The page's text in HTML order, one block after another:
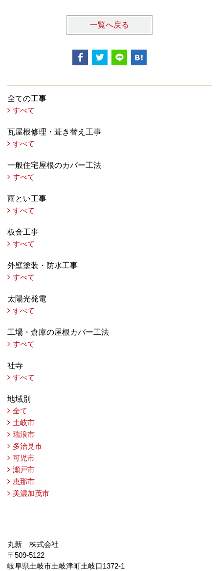
一覧へ戻る
全ての工事
すべて
瓦屋根修理・葺き替え工事
すべて
一般住宅屋根のカバー工法
すべて
雨とい工事
すべて
板金工事
すべて
外壁塗装・防水工事
すべて
太陽光発電
すべて
工場・倉庫の屋根カバー工法
すべて
社寺
すべて
地域別
全て
土岐市
瑞浪市
多治見市
可児市
瀬戸市
恵那市
美濃加茂市
丸新 株式会社
〒509-5122
岐阜県土岐市土岐津町土岐口1372-1